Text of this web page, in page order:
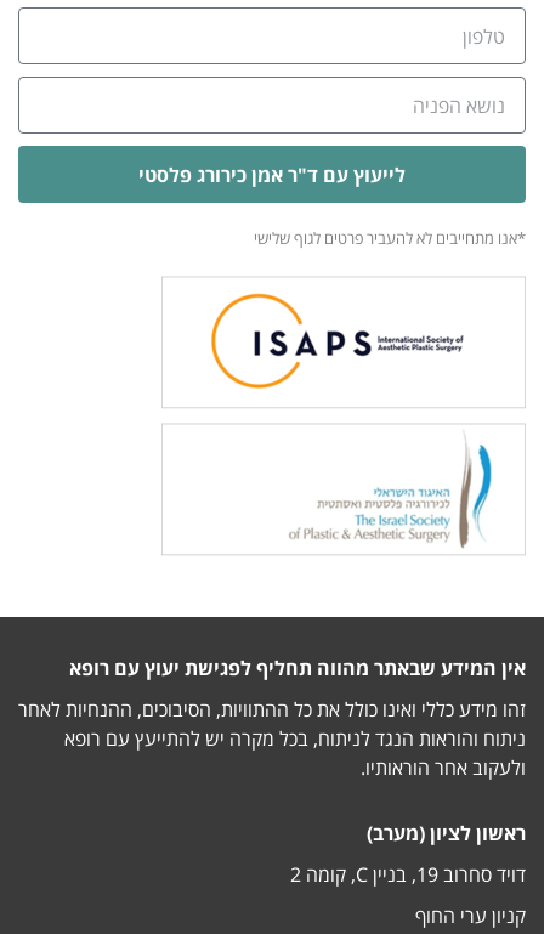
לייעוץ עם ד"ר אמן כירורג פלסטי
*אנו מתחייבים לא להעביר פרטים לגוף שלישי
אין המידע שבאתר מהווה תחליף לפגישת יעוץ עם רופא
זהו מידע כללי ואינו כולל את כל ההתוויות, הסיבוכים, ההנחיות לאחר
ניתוח והוראות הנגד לניתוח, בכל מקרה יש להתייעץ עם רופא
ולעקוב אחר הוראותיו.
ראשון לציון (מערב)
דויד סחרוב 19, בניין C, קומה 2
קניון ערי החוף